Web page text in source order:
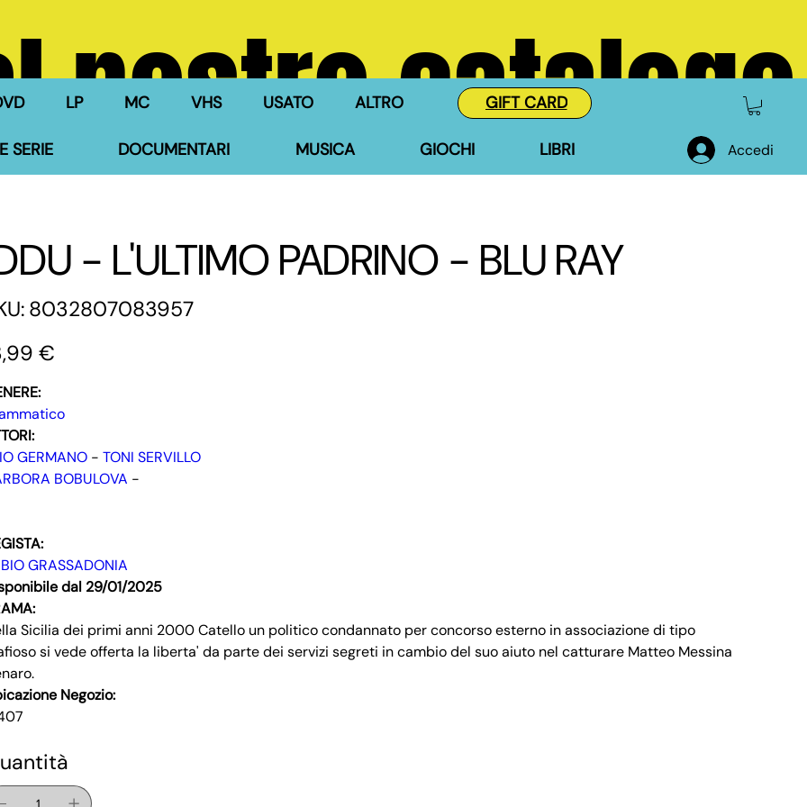
LP MC VHS USATO ALTRO
SERIE DOCUMENTARI MUSICA GIOCHI LIBRI
GIFT CARD
Accedi
nostro catalogo
- L'ULTIMO PADRINO - BLU RAY
SKU
8032807083957
8032807083957
€
GERMANO -TONI SERVILLO
BOBULOVA -
GRASSADONIA
dal 29/01/2025
Sicilia dei primi anni 2000 Catello un politico condannato per concorso esterno in associazione di tipo
si vede offerta la liberta' da parte dei servizi segreti in cambio del suo aiuto nel catturare Matteo Messina
Negozio: